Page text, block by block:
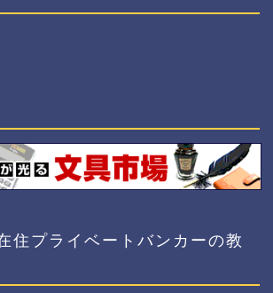
住プライベートバンカーの教